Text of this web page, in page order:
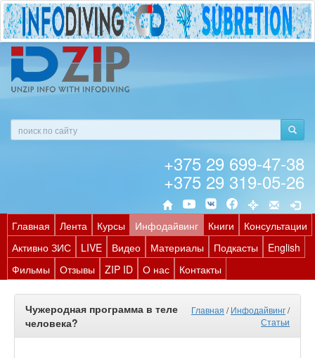
+375 29 699-47-38
+375 29 319-05-26
Главная Лента Курсы Инфодайвинг Книги
Консультации
Активно ЗИС
LIVE Видео Материалы Подкасты
English
Фильмы
Отзывы ZIP ID О нас Контакты
Чужеродная программа в теле
человека?
Главная /Инфодайвинг/
Статьи